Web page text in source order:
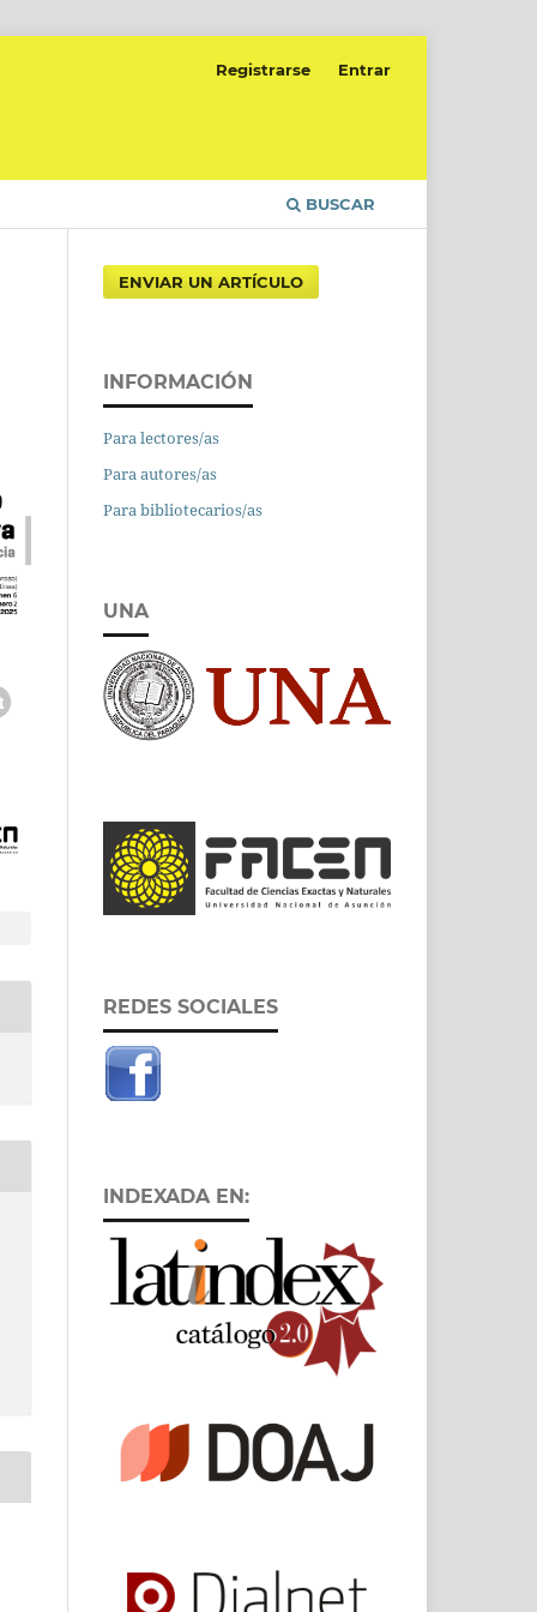
BUSCAR
Registrarse Entrar
ENVIAR UN ARTÍCULO
INFORMACIÓN
Para lectores/as
Para autores/as
Para bibliotecarios/as
UNA
REDES SOCIALES
INDEXADA EN: